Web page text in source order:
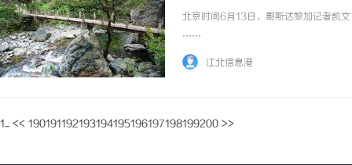
北京时间6月13日，哥斯达黎加记者凯
……
江北信息港
1... << 190191192193194195196197198199200 >>